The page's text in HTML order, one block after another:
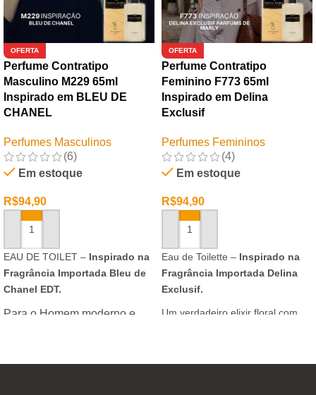
OFERTA
Perfume Contratipo
Masculino M229 65ml
Inspirado em BLEU DE
CHANEL
Perfumes Masculinos
(6)
Em estoque
R$94,90
ADICIONAR AO CARRINHO
EAU DE TOILET – Inspirado na
Fragrância Importada Bleu de
Chanel EDT.
Para o Homem moderno e
inovar sempre, provocando
OFERTA
Perfume Contratipo
Feminino F773 65ml
Inspirado em Delina
Exclusif
Perfumes Femininos
(4)
Em estoque
R$94,90
ADICIONAR AO CARRINHO
Eau de Toilette – Inspirado na
Fragrância Importada Delina
Exclusif.
Um verdadeiro elixir floral com